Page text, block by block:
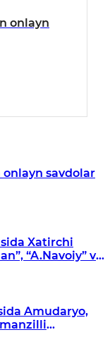
onlayn
savdolar
Xatirchi
“A.Navoiy” va
Amudaryo,